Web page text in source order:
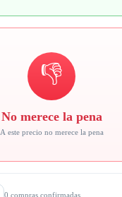
👎
No merece la pena
A este precio no merece la pena
0 compras confirmadas